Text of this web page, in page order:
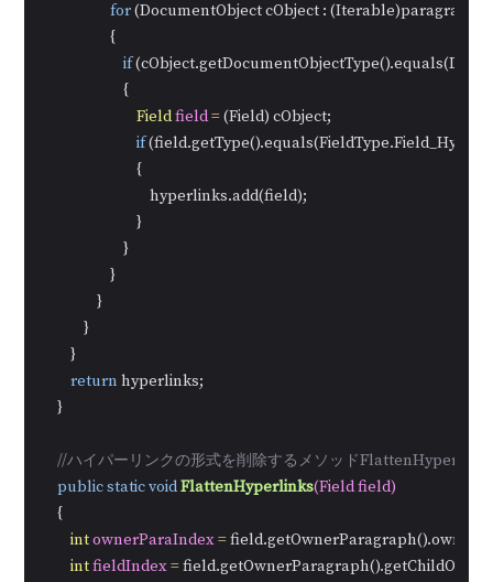
for (DocumentObject cObject :
                    {
if
                        {
Fieldfield= (Field) cObject;
if
                            {
                                hyperlinks.add(field);
                            }
                        }
                    }
                }
            }
        }
return hyperlinks;
    }
//ハイパーリンクの形式を削除するメソッド
publicstaticvoidFlattenHyperlinks(Field field)
    {
intownerParaIndex=
intfieldIndex=